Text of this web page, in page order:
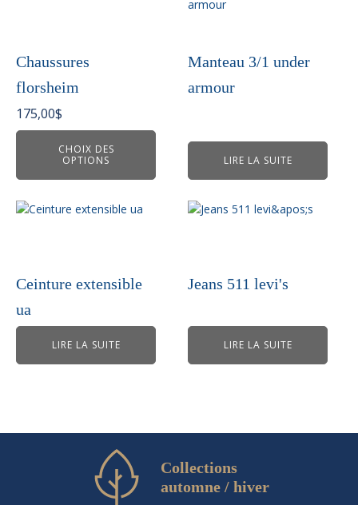
Chaussures
florsheim
175,00$
CHOIX DES
OPTIONS
variations.
options
peuvent
être
la
page
du
Manteau 3/1 under
armour
LIRE LA SUITE
Ceinture extensible
ua
LIRE LA SUITE
Jeans 511 levi's
LIRE LA SUITE
Collections
automne / hiver